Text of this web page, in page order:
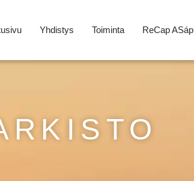
Yhdistys Toiminta ReCap ASáp